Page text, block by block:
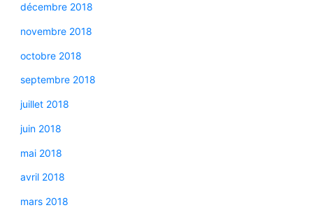
décembre 2018
novembre 2018
octobre 2018
septembre 2018
juillet 2018
juin 2018
mai 2018
avril 2018
mars 2018